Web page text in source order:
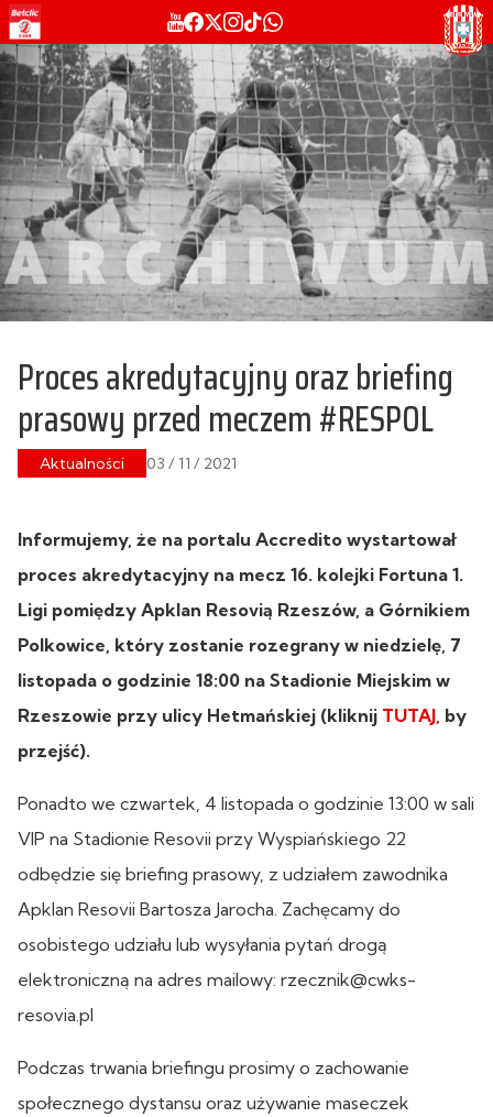
Proces akredytacyjny oraz briefing
prasowy przed meczem #RESPOL
Aktualności 03 / 11 / 2021
Informujemy, że na portalu Accredito wystartował
proces akredytacyjny na mecz 16. kolejki Fortuna 1.
Ligi pomiędzy Apklan Resovią Rzeszów, a Górnikiem
Polkowice, który zostanie rozegrany w niedzielę, 7
listopada o godzinie 18:00 na Stadionie Miejskim w
Rzeszowie przy ulicy Hetmańskiej (kliknij TUTAJ, by
przejść).
Ponadto we czwartek, 4 listopada o godzinie 13:00 w sali
VIP na Stadionie Resovii przy Wyspiańskiego 22
odbędzie się briefing prasowy, z udziałem zawodnika
Apklan Resovii Bartosza Jarocha. Zachęcamy do
osobistego udziału lub wysyłania pytań drogą
elektroniczną na adres mailowy: rzecznik@cwks-
resovia.pl
Podczas trwania briefingu prosimy o zachowanie
społecznego dystansu oraz używanie maseczek